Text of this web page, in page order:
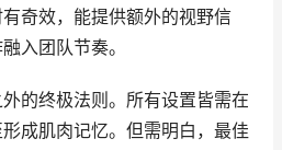
奇效，能提供额外的视野信
入团队节奏。
的终极法则。所有设置皆需在
成肌肉记忆。但需明白，最佳